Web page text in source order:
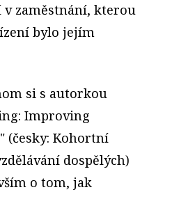
zaměstnání, kterou
bylo jejím
si s autorkou
Improving
(česky: Kohortní
dospělých)
o tom, jak